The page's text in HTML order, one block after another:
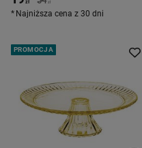
zł zł
Najniższa cena z 30 dni
PROMOCJA